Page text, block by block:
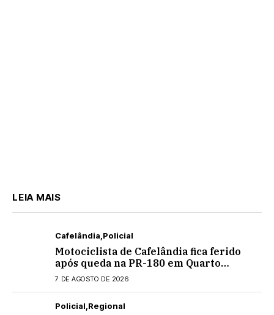
LEIA MAIS
Cafelândia Policial
Motociclista de Cafelândia fica ferido
após queda na PR-180 em Quarto
Centenário
7 DE AGOSTO DE 2026
Policial Regional